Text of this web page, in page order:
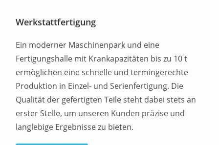
Werkstattfertigung
Ein moderner Maschinenpark und eine
Fertigungshalle mit Krankapazitäten bis zu 10 t
ermöglichen eine schnelle und termingerechte
Produktion in Einzel- und Serienfertigung. Die
Qualität der gefertigten Teile steht dabei stets an
erster Stelle, um unseren Kunden präzise und
langlebige Ergebnisse zu bieten.